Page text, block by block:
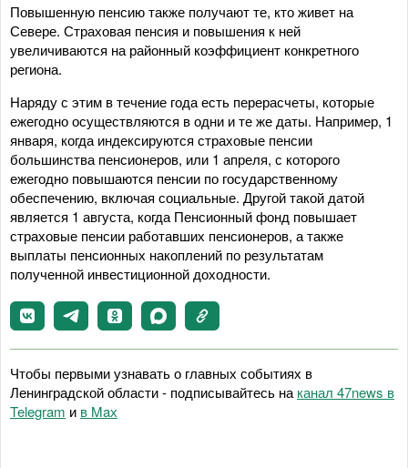
Повышенную пенсию также получают те, кто живет на
Севере. Страховая пенсия и повышения к ней
увеличиваются на районный коэффициент конкретного
региона.
Наряду с этим в течение года есть перерасчеты, которые
ежегодно осуществляются в одни и те же даты. Например, 1
января, когда индексируются страховые пенсии
большинства пенсионеров, или 1 апреля, с которого
ежегодно повышаются пенсии по государственному
обеспечению, включая социальные. Другой такой датой
является 1 августа, когда Пенсионный фонд повышает
страховые пенсии работавших пенсионеров, а также
выплаты пенсионных накоплений по результатам
полученной инвестиционной доходности.
Чтобы первыми узнавать о главных событиях в
Ленинградской области - подписывайтесь на канал 47news в
Telegram и в Maх